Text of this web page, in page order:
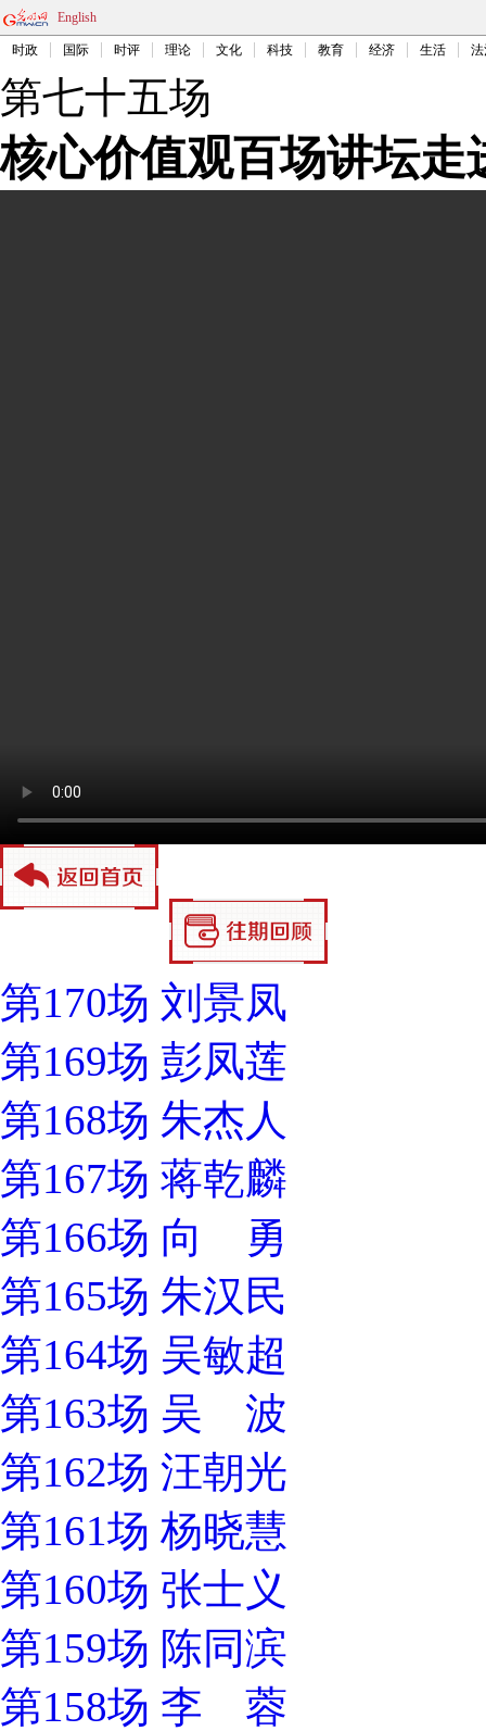
English
时政 国际 时评 理论 文化 科技 教育 经济 生活
第七十五场
核心价值观百场讲坛走
第170场 刘景凤
第169场 彭凤莲
第168场 朱杰人
第167场 蒋乾麟
第166场 向 勇
第165场 朱汉民
第164场 吴敏超
第163场 吴 波
第162场 汪朝光
第161场 杨晓慧
第160场 张士义
第159场 陈同滨
第158场 李 蓉